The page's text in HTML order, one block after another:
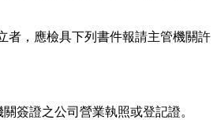
者，應檢具下列書件報請主管機關許
簽證之公司營業執照或登記證。